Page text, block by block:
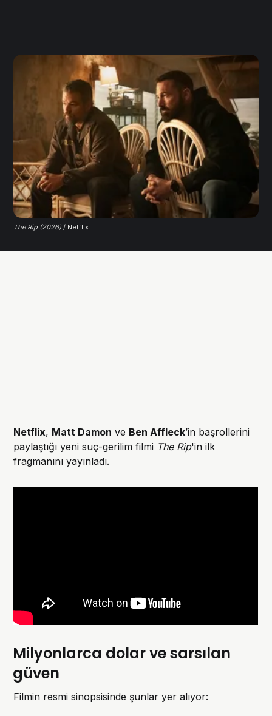
The Rip (2026) / Netflix
Netflix, Matt Damon ve Ben Affleck’in başrollerini
paylaştığı yeni suç-gerilim filmi The Rip'in ilk
fragmanını yayınladı.
Milyonlarca dolar ve sarsılan
güven
Filmin resmi sinopsisinde şunlar yer alıyor: